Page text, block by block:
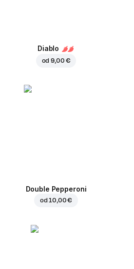
Diablo
od9,00 €
Double Pepperoni
od10,00 €